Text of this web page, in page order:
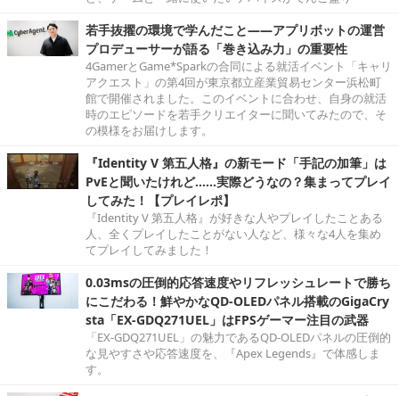
若手抜擢の環境で学んだこと――アプリボットの運営
プロデューサーが語る「巻き込み力」の重要性
4GamerとGame*Sparkの合同による就活イベント「キャリ
アクエスト」の第4回が東京都立産業貿易センター浜松町
館で開催されました。このイベントに合わせ、自身の就活
時のエピソードを若手クリエイターに聞いてみたので、そ
の模様をお届けします。
『Identity V 第五人格』の新モード「手記の加筆」は
PvEと聞いたけれど……実際どうなの？集まってプレイ
してみた！【プレイレポ】
『Identity V 第五人格』が好きな人やプレイしたことある
人、全くプレイしたことがない人など、様々な4人を集め
てプレイしてみました！
0.03msの圧倒的応答速度やリフレッシュレートで勝ち
にこだわる！鮮やかなQD-OLEDパネル搭載のGigaCry
sta「EX-GDQ271UEL」はFPSゲーマー注目の武器
「EX-GDQ271UEL」の魅力であるQD-OLEDパネルの圧倒的
な見やすさや応答速度を、『Apex Legends』で体感しま
す。